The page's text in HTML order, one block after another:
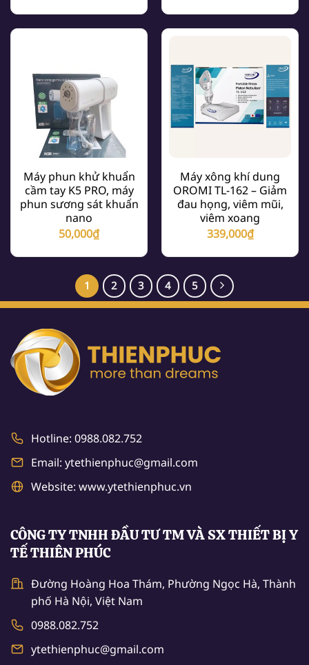
Máy phun khử khuẩn
cầm tay K5 PRO, máy
phun sương sát khuẩn
nano
50,000₫
Máy xông khí dung
OROMI TL-162 – Giảm
đau họng, viêm mũi,
viêm xoang
339,000₫
1 2 3 4 5
Hotline: 0988.082.752
Email: ytethienphuc@gmail.com
Website: www.ytethienphuc.vn
CÔNG TY TNHH ĐẦU TƯ TM VÀ SX THIẾT BỊ Y
TẾ THIÊN PHÚC
Đường Hoàng Hoa Thám, Phường Ngọc Hà, Thành
phố Hà Nội, Việt Nam
0988.082.752
ytethienphuc@gmail.com